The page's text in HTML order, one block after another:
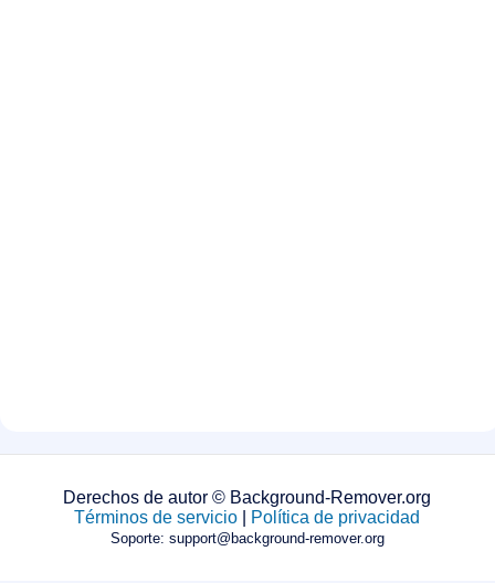
Derechos de autor © Background-Remover.org
Términos de servicio
Política de privacidad
Soporte: support@background-remover.org